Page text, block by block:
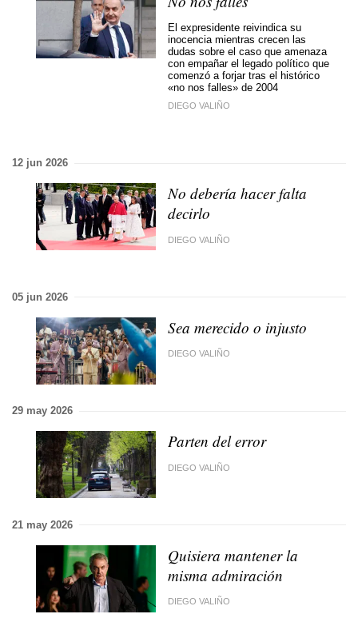
El expresidente reivindica su
inocencia mientras crecen las
dudas sobre el caso que amenaza
con empañar el legado político que
comenzó a forjar tras el histórico
«no nos falles» de 2004
DIEGO VALIÑO
12 jun 2026
No debería hacer falta
decirlo
DIEGO VALIÑO
05 jun 2026
Sea merecido o injusto
DIEGO VALIÑO
29 may 2026
Parten del error
DIEGO VALIÑO
21 may 2026
Quisiera mantener la
misma admiración
DIEGO VALIÑO